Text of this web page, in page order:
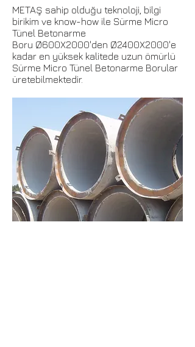
METAŞ sahip olduğu teknoloji, bilgi
birikim ve know-how ile Sürme Micro
Tünel Betonarme
Boru Ø600X2000'den Ø2400X2000'e
kadar en yüksek kalitede uzun ömürlü
Sürme Micro Tünel Betonarme Borular
üretebilmektedir.